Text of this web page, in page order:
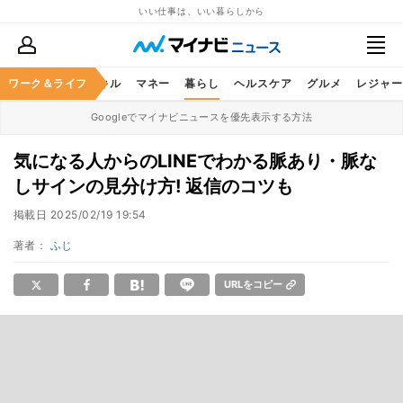
いい仕事は、いい暮らしから
ワーク＆ライフ
ア ビジネススキル マネー 暮らし ヘルスケア グルメ レジャー
Googleでマイナビニュースを優先表示する方法
気になる人からのLINEでわかる脈あり・脈な
しサインの見分け方! 返信のコツも
掲載日 2025/02/19 19:54
著者： ふじ
URLをコピー